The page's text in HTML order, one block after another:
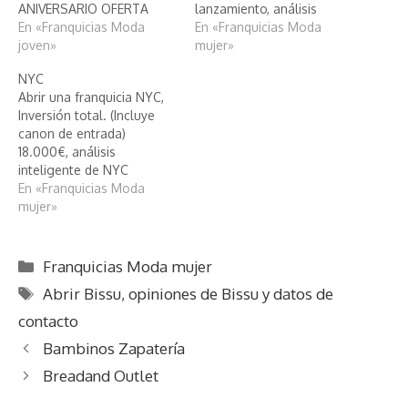
ANIVERSARIO OFERTA
VÁLIDA PARA LAS 10 PRIM,
análisis inteligente de 9
En «Franquicias Moda
joven»
lanzamiento, análisis
inteligente de Doce Euros
En «Franquicias Moda
mujer»
NYC
Abrir una franquicia NYC,
Inversión total. (Incluye
canon de entrada)
18.000€, análisis
inteligente de NYC
En «Franquicias Moda
mujer»
Categorías
Franquicias Moda mujer
Etiquetas
Abrir Bissu,opiniones de Bissu y datos de
contacto
Bambinos Zapatería
Breadand Outlet